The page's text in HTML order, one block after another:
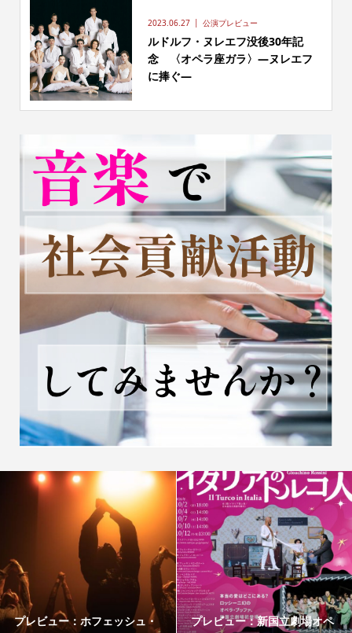
2023.06.27 公演プレビュー
ルドルフ・ヌレエフ没後30年記
念 〈オペラ座ガラ〉―ヌレエフ
に捧ぐ―
プレビュー：ホフェッシュ・
プレビュー：新国立劇場オペ